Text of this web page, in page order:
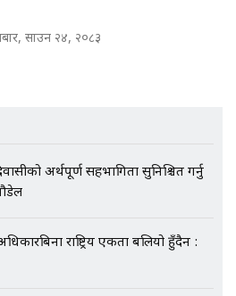
भिसामा गृह मन्त्रालयकै सेटिङः१
बढी घुस!|| SIDHAKURA ||
साउन २४, २०८३
अर्थपूर्ण सहभागिता सुनिश्चित गर्नु
राष्ट्रिय एकता बलियो हुँदैन :